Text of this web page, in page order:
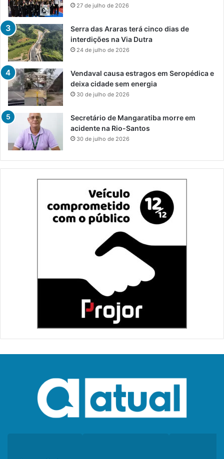
27 de julho de 2026
Serra das Araras terá cinco dias de
interdições na Via Dutra
24 de julho de 2026
Vendaval causa estragos em Seropédica e
deixa cidade sem energia
30 de julho de 2026
Secretário de Mangaratiba morre em
acidente na Rio-Santos
30 de julho de 2026